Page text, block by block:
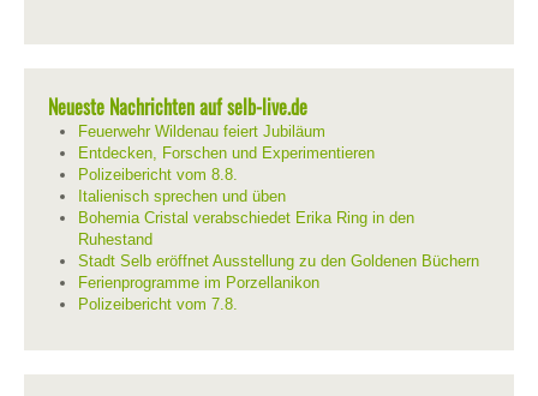
Neueste Nachrichten auf selb-live.de
Feuerwehr Wildenau feiert Jubiläum
Entdecken, Forschen und Experimentieren
Polizeibericht vom 8.8.
Italienisch sprechen und üben
Bohemia Cristal verabschiedet Erika Ring in den
Ruhestand
Stadt Selb eröffnet Ausstellung zu den Goldenen Büchern
Ferienprogramme im Porzellanikon
Polizeibericht vom 7.8.